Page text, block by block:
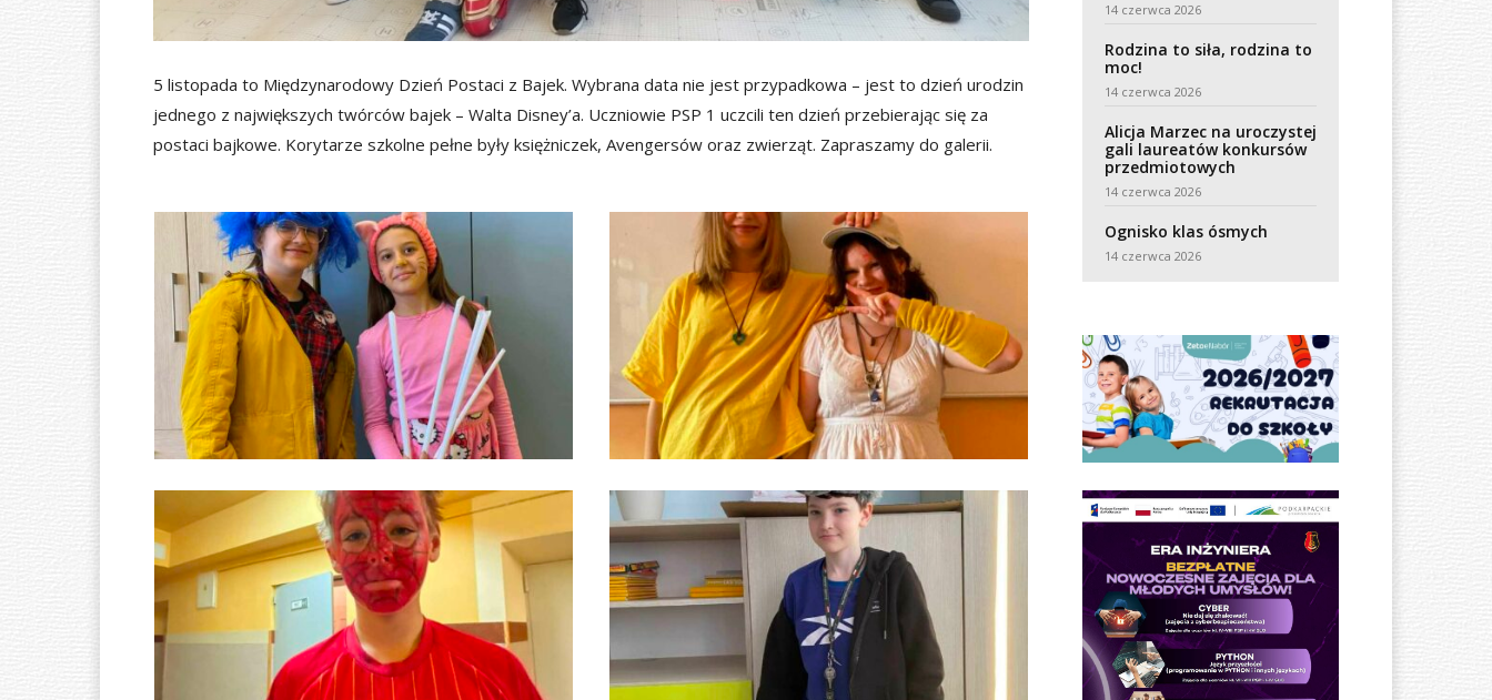
5 listopada to Międzynarodowy Dzień Postaci z Bajek. Wybrana data nie jest przypadkowa – jest to dzień urodzin
jednego z największych twórców bajek – Walta Disney’a. Uczniowie PSP 1 uczcili ten dzień przebierając się za
postaci bajkowe. Korytarze szkolne pełne były księżniczek, Avengersów oraz zwierząt. Zapraszamy do galerii.
14 czerwca 2026
Rodzina to siła, rodzina to
moc!
14 czerwca 2026
Alicja Marzec na uroczystej
gali laureatów konkursów
przedmiotowych
14 czerwca 2026
Ognisko klas ósmych
14 czerwca 2026